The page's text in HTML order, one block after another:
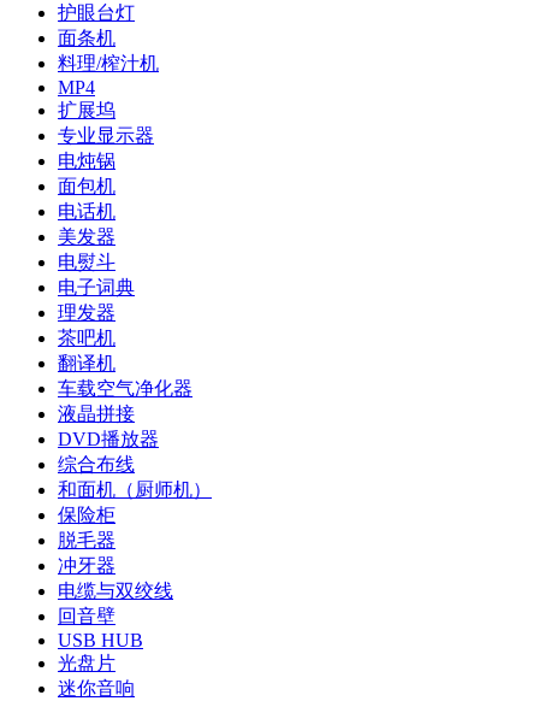
护眼台灯
面条机
料理/榨汁机
MP4
扩展坞
专业显示器
电炖锅
面包机
电话机
美发器
电熨斗
电子词典
理发器
茶吧机
翻译机
车载空气净化器
液晶拼接
DVD播放器
综合布线
和面机（厨师机）
保险柜
脱毛器
冲牙器
电缆与双绞线
回音壁
USB HUB
光盘片
迷你音响